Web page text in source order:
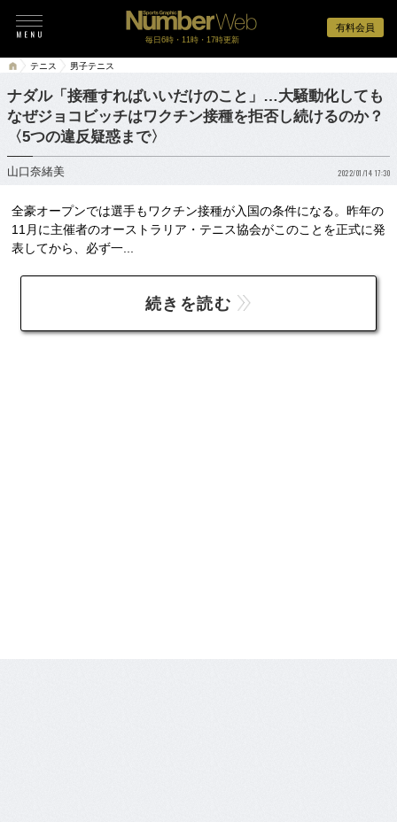
有料会員
毎日6時・11時・17時更新
テニス 男子テニス
ナダル「接種すればいいだけのこと」…大騒動化しても
なぜジョコビッチはワクチン接種を拒否し続けるのか？
〈5つの違反疑惑まで〉
山口奈緒美 2022/01/14 17:30
全豪オープンでは選手もワクチン接種が入国の条件になる。昨年の
11月に主催者のオーストラリア・テニス協会がこのことを正式に発
表してから、必ず一...
続きを読む